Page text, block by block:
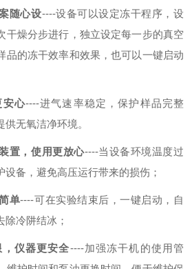
随心设----设备可以设定冻干程序，设
干燥分步进行，独立设定每一步的真空
品的冻干效率和效果，也可以一键启动
安心----进气速率稳定，保护样品完整
无氧洁净环境。
置，使用更放心----当设备环境温度过
备，避免高压运行带来的损伤；
单----可在实验结束后，一键启动，自
冷阱结冰；
仪器更安全----加强冻干机的使用管